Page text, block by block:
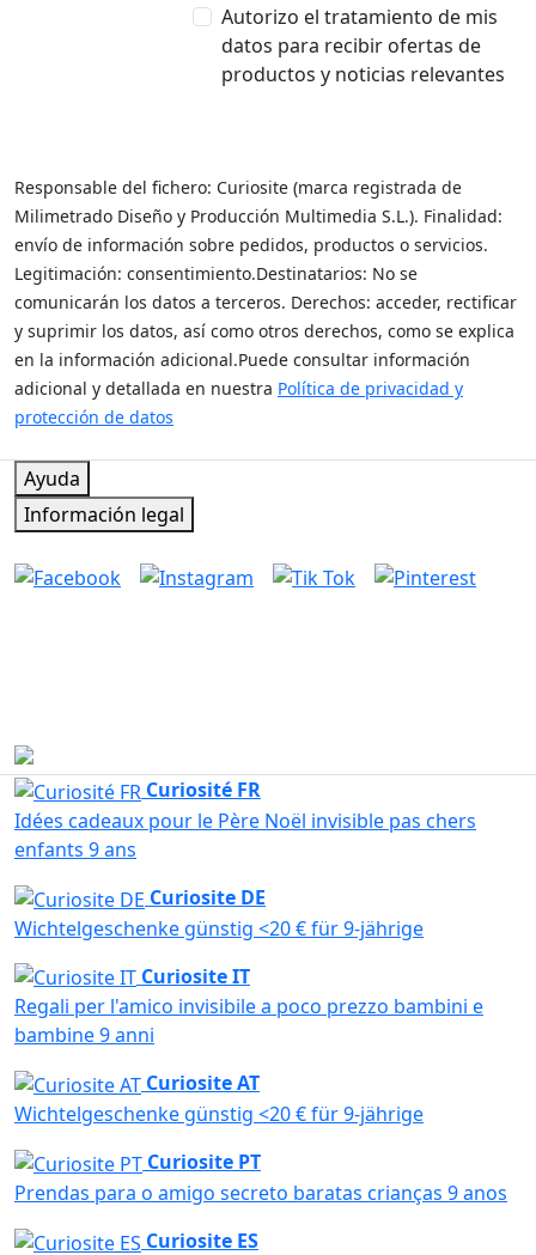
Autorizo el tratamiento de mis
datos para recibir ofertas de
productos y noticias relevantes
Responsable del fichero: Curiosite (marca registrada de
Milimetrado Diseño y Producción Multimedia S.L.). Finalidad:
envío de información sobre pedidos, productos o servicios.
Legitimación: consentimiento.Destinatarios: No se
comunicarán los datos a terceros. Derechos: acceder, rectificar
y suprimir los datos, así como otros derechos, como se explica
en la información adicional.Puede consultar información
adicional y detallada en nuestra Política de privacidad y
protección de datos
Ayuda
Información legal
Curiosité FR
Idées cadeaux pour le Père Noël invisible pas chers
enfants 9 ans
Curiosite DE
Wichtelgeschenke günstig <20 € für 9-jährige
Curiosite IT
Regali per l'amico invisibile a poco prezzo bambini e
bambine 9 anni
Curiosite AT
Wichtelgeschenke günstig <20 € für 9-jährige
Curiosite PT
Prendas para o amigo secreto baratas crianças 9 anos
Curiosite ES